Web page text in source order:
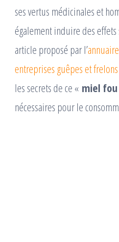
ses vertus médicinales et
également induire des effets
article proposé par l’
entreprises guêpes et frelons
les secrets de ce « miel fou
nécessaires pour le